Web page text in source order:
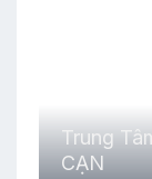
Trung
CẠN